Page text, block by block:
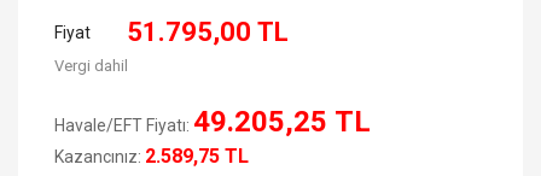
Fiyat 51.795,00 TL
Vergi dahil
Havale/EFT Fiyatı: 49.205,25 TL
Kazancınız: 2.589,75 TL